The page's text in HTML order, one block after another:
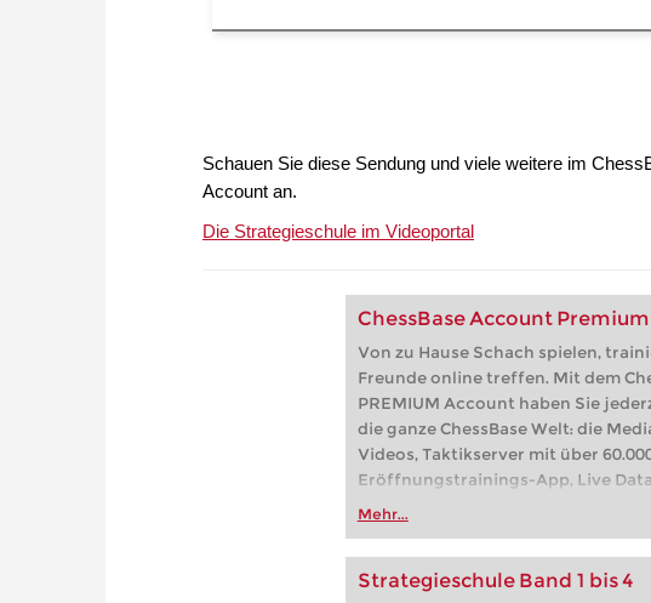
Schauen Sie diese Sendung und viele weitere im
Account an.
Die Strategieschule im Videoportal
ChessBase Account
Von zu Hause Schach spielen,
Freunde online treffen. Mit dem
PREMIUM Account haben Sie
die ganze ChessBase Welt: die
Videos, Taktikserver mit über
Eröffnungstrainings-App, Live
Partien, der Online-Fritz, Let's Check,
Mehr...
Strategieschule Band 1 bis 4